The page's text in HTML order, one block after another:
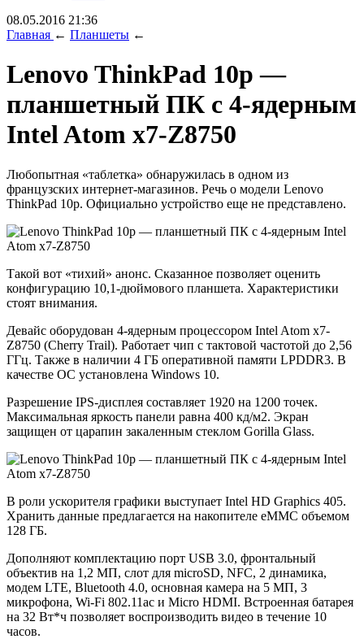
08.05.2016 21:36
Главная ← Планшеты ←
Lenovo ThinkPad 10p —
планшетный ПК с 4-ядерным
Intel Atom x7-Z8750
Любопытная «таблетка» обнаружилась в одном из
французских интернет-магазинов. Речь о модели Lenovo
ThinkPad 10p. Официально устройство еще не представлено.
Такой вот «тихий» анонс. Сказанное позволяет оценить
конфигурацию 10,1-дюймового планшета. Характеристики
стоят внимания.
Девайс оборудован 4-ядерным процессором Intel Atom x7-
Z8750 (Cherry Trail). Работает чип с тактовой частотой до 2,56
ГГц. Также в наличии 4 ГБ оперативной памяти LPDDR3. В
качестве ОС установлена Windows 10.
Разрешение IPS-дисплея составляет 1920 на 1200 точек.
Максимальная яркость панели равна 400 кд/м2. Экран
защищен от царапин закаленным стеклом Gorilla Glass.
В роли ускорителя графики выступает Intel HD Graphics 405.
Хранить данные предлагается на накопителе eMMC объемом
128 ГБ.
Дополняют комплектацию порт USB 3.0, фронтальный
объектив на 1,2 МП, слот для microSD, NFC, 2 динамика,
модем LTE, Bluetooth 4.0, основная камера на 5 МП, 3
микрофона, Wi-Fi 802.11ac и Micro HDMI. Встроенная батарея
на 32 Вт*ч позволяет воспроизводить видео в течение 10
часов.